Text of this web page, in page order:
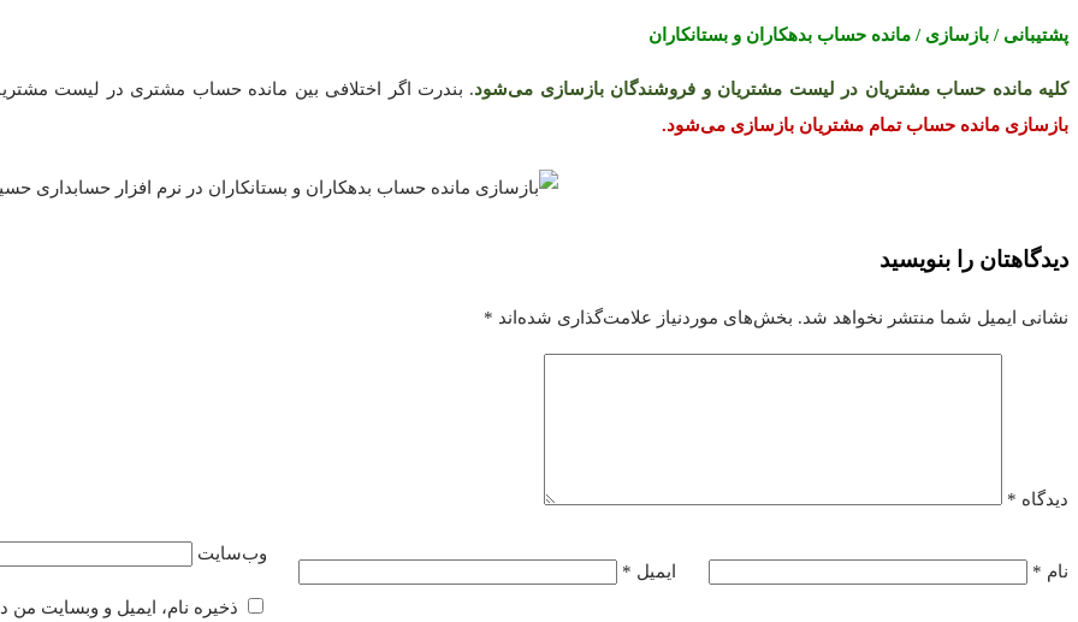
پشتیبانی / بازسازی / مانده حساب بدهکاران و بستانکاران
کلیه مانده حساب مشتریان در لیست مشتریان و فروشندگان بازسازی می‌شود. بندرت اگر اختلافی بین مانده حساب مشتری در لیست
بازسازی مانده حساب تمام مشتریان بازسازی می‌شود.
دیدگاهتان را بنویسید
نشانی ایمیل شما منتشر نخواهد شد. بخش‌های موردنیاز علامت‌گذاری شده‌اند *
دیدگاه *
نام * ایمیل *
وب‌سایت
ذخیره نام، ایمیل و وبسایت من